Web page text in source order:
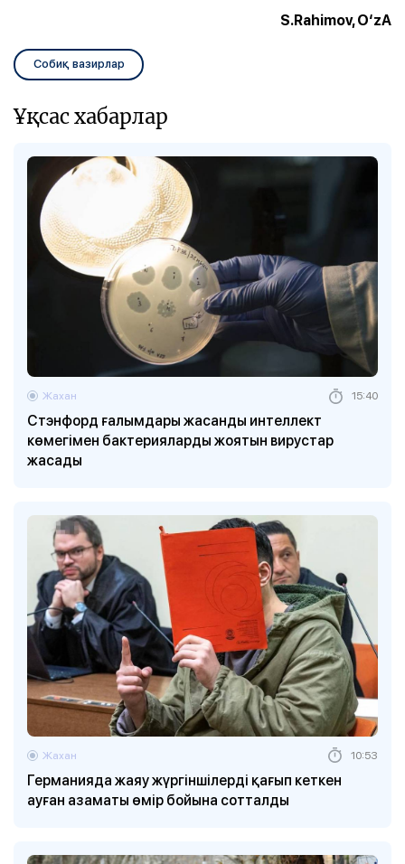
S.Rahimov, O‘zA
Собиқ вазирлар
Ұқсас хабарлар
Стэнфорд ғалымдары жасанды интеллект
көмегімен бактерияларды жоятын вирустар
жасады
Жахан 15:40
Германияда жаяу жүргіншілерді қағып кеткен
ауған азаматы өмір бойына сотталды
Жахан 10:53